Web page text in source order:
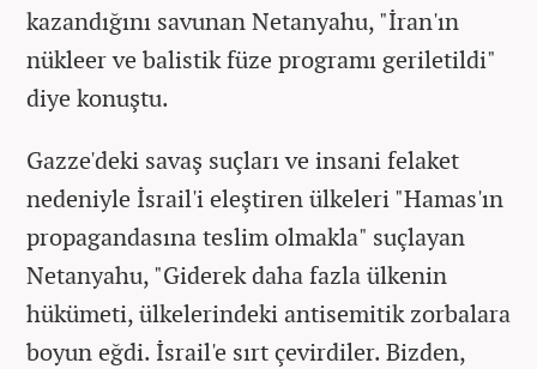
kazandığını savunan Netanyahu, "İran'ın
nükleer ve balistik füze programı geriletildi"
diye konuştu.
Gazze'deki savaş suçları ve insani felaket
nedeniyle İsrail'i eleştiren ülkeleri "Hamas'ın
propagandasına teslim olmakla" suçlayan
Netanyahu, "Giderek daha fazla ülkenin
hükümeti, ülkelerindeki antisemitik zorbalara
boyun eğdi. İsrail'e sırt çevirdiler. Bizden,